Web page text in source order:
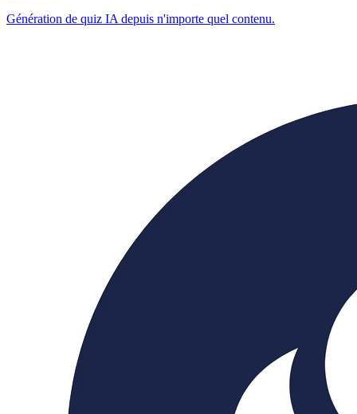
Génération de quiz IA depuis n'importe quel contenu.